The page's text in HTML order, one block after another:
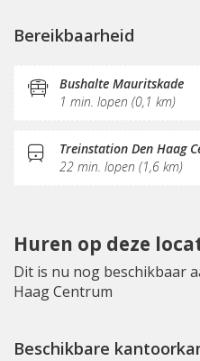
(Flex)werkplekken
Internetmogelijkheden
KVK-inschrijving
Sociaal
Gemeubileerd
Pantry
Bereikbaarheid
Bushalte Mauritskade
1 min. lopen (0,1 km)
Treinstation Den Haag
22 min. lopen (1,6 km)
Huren op deze
Dit is nu nog beschikbaar
Haag Centrum
Beschikbare